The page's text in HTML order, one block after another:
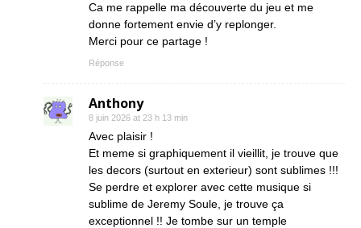
Ca me rappelle ma découverte du jeu et me
donne fortement envie d’y replonger.
Merci pour ce partage !
Réponse
Anthony
8 juin 2026 at 23 h 13 min
Avec plaisir !
Et meme si graphiquement il vieillit, je trouve que
les decors (surtout en exterieur) sont sublimes !!!
Se perdre et explorer avec cette musique si
sublime de Jeremy Soule, je trouve ça
exceptionnel !! Je tombe sur un temple